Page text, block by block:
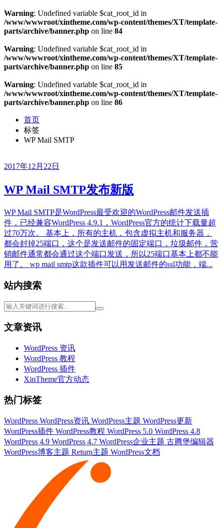
Warning: Undefined variable $cat_root_id in
/www/wwwroot/xintheme.com/wp-content/themes/XT/template-
parts/archive/banner.php on line 84
Warning: Undefined variable $cat_root_id in
/www/wwwroot/xintheme.com/wp-content/themes/XT/template-
parts/archive/banner.php on line 85
Warning: Undefined variable $cat_root_id in
/www/wwwroot/xintheme.com/wp-content/themes/XT/template-
parts/archive/banner.php on line 86
首页
标签
WP Mail SMTP
2017年12月22日
WP Mail SMTP发布新版
WP Mail SMTP是WordPress最受欢迎的WordPress邮件发送插
件，已经兼容WordPress 4.9.1，WordPress官方的统计下载量超
过70万次。 基本上，所有的主机，包含虚拟主机和服务器，
都会封掉25端口，这个是发送邮件的固定端口，垃圾邮件，营
销邮件通常都会通过这个端口发送，所以25端口基本上都不能
用了。 wp mail smtp这款插件可以用发送邮件的ssl功能，端...
站内搜索
文章资讯
WordPress 资讯
WordPress 教程
WordPress 插件
XinTheme官方动态
热门标签
WordPress WordPress资讯 WordPress主题 WordPress更新
WordPress插件 WordPress教程 WordPress 5.0 WordPress 4.8
WordPress 4.9 WordPress 4.7 WordPress企业主题 古腾堡编辑器
WordPress博客主题 Return主题 WordPress文档